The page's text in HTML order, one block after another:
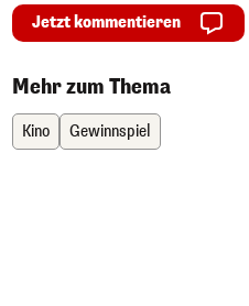
Jetzt kommentieren
Mehr zum Thema
Kino Gewinnspiel